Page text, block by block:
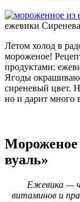
ежевики
Летом холод в
мороженое!
продуктами:
Ягоды
сиреневый цвет.
но и дарит много
Мороженое
вуаль»
Ежевика —
витаминов и